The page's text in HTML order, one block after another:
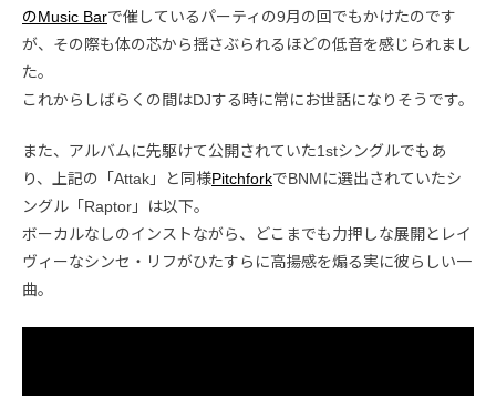
のMusic Barで催しているパーティの9月の回でもかけたのです
が、その際も体の芯から揺さぶられるほどの低音を感じられまし
た。
これからしばらくの間はDJする時に常にお世話になりそうです。
また、アルバムに先駆けて公開されていた1stシングルでもあ
り、上記の「Attak」と同様PitchforkでBNMに選出されていたシ
ングル「Raptor」は以下。
ボーカルなしのインストながら、どこまでも力押しな展開とレイ
ヴィーなシンセ・リフがひたすらに高揚感を煽る実に彼らしい一
曲。